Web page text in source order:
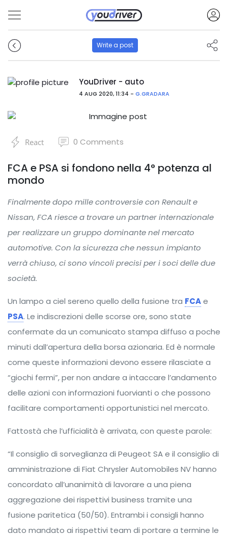
Write a post
YouDriver - auto
4 AUG 2020, 11:34 - G.GRADARA
React 0 Comments
FCA e PSA si fondono nella 4° potenza al
mondo
Finalmente dopo mille controversie con Renault e
Nissan, FCA riesce a trovare un partner internazionale
per realizzare un gruppo dominante nel mercato
automotive. Con la sicurezza che nessun impianto
verrà chiuso, ci sono vincoli precisi per i soci delle due
società.
Un lampo a ciel sereno quello della fusione tra FCAe
PSA. Le indiscrezioni delle scorse ore, sono state
confermate da un comunicato stampa diffuso a poche
minuti dall’apertura della borsa azionaria. Ed è normale
come queste informazioni devono essere rilasciate a
“giochi fermi”, per non andare a intaccare l’andamento
delle azioni con informazioni fuorvianti o che possono
facilitare comportamenti opportunistici nel mercato.
Fattostà che l’ufficialità è arrivata, con queste parole:
“Il consiglio di sorveglianza di Peugeot SA e il consiglio di
amministrazione di Fiat Chrysler Automobiles NV hanno
concordato all’unanimità di lavorare a una piena
aggregazione dei rispettivi business tramite una
fusione paritetica (50/50). Entrambi i consigli hanno
dato mandato ai rispettivi team di portare a termine le